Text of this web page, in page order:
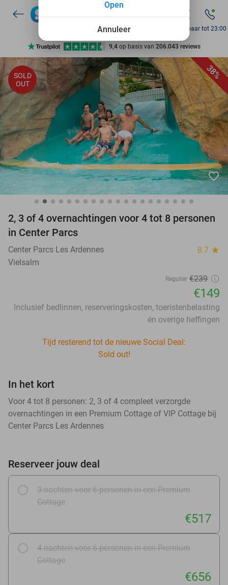
7 dagen per week beschikbaar
10+ miljoen leden
9,4 op basis van 206.043 reviews
Ontdek 15.000+ deals
7 dagen per week beschikbaar
10+ miljoen leden
Bereikbaar tot 23:00
38%
SOLD
OUT
favorite_border
2, 3 of 4 overnachtingen voor 4 tot 8 personen
in Center Parcs
Center Parcs Les Ardennes 8.7 star
Vielsalm
Regulier €239
€149
Inclusief bedlinnen, reserveringskosten, toeristenbelasting
én overige heffingen
Tijd resterend tot de nieuwe Social Deal:
Sold out!
In het kort
Voor 4 tot 8 personen: 2, 3 of 4 compleet verzorgde
overnachtingen in een Premium Cottage of VIP Cottage bij
Center Parcs Les Ardennes
Reserveer jouw deal
3 nachten voor 6 personen in een Premium
Cottage
€517
4 nachten voor 6 personen in een Premium
Cottage
€656
Annuleer
Open